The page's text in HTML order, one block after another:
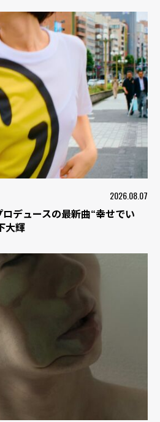
2026.08.07
デュースの最新曲“幸せでい
大輝